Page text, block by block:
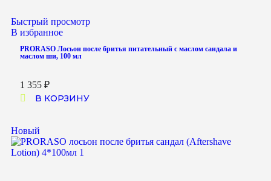
Быстрый просмотр
В избранное
PRORASO Лосьон после бритья питательный с маслом сандала и
маслом ши, 100 мл
1 355 ₽
В КОРЗИНУ
Новый